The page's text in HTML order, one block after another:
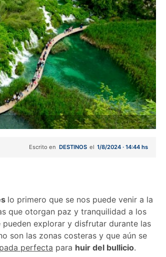
Escrito en DESTINOS el 1/8/2024 · 14:44 hs
lo primero que se nos puede venir a la
que otorgan paz y tranquilidad a los
pueden explorar y disfrutar durante las
son las zonas costeras y que aún se
perfecta para huir del bullicio.